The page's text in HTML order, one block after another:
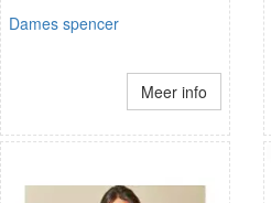
Dames spencer
Meer info